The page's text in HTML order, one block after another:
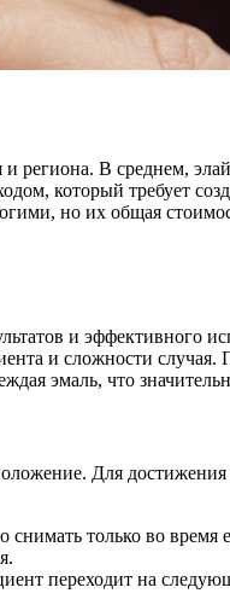
региона. В среднем,
который требует
но их общая
и эффективного
и сложности
эмаль, что
Для достижения
только во
переходит на